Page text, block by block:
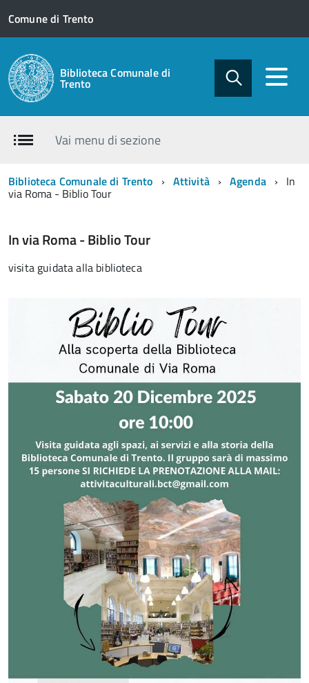
Comune di Trento
Biblioteca Comunale di
Trento
Vai menu di sezione
Biblioteca Comunale di Trento Attività Agenda In
via Roma - Biblio Tour
In via Roma - Biblio Tour
visita guidata alla biblioteca